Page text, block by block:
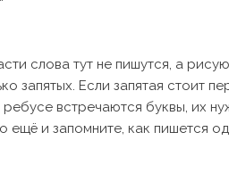
слова тут не пишутся, а
запятых. Если запятая стоит
встречаются буквы, их
ещё и запомните, как пишется